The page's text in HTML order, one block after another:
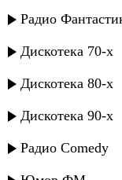
Радио
Дискотека 70-х
Дискотека 80-х
Дискотека 90-х
Радио Comedy
Ренат
любовь
Патимат
Султан и